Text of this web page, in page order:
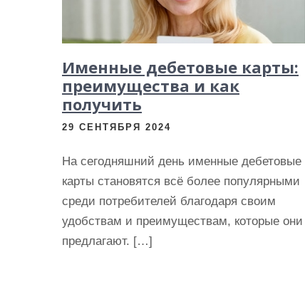
Именные дебетовые карты:
преимущества и как
получить
29 СЕНТЯБРЯ 2024
На сегодняшний день именные дебетовые
карты становятся всё более популярными
среди потребителей благодаря своим
удобствам и преимуществам, которые они
предлагают. […]